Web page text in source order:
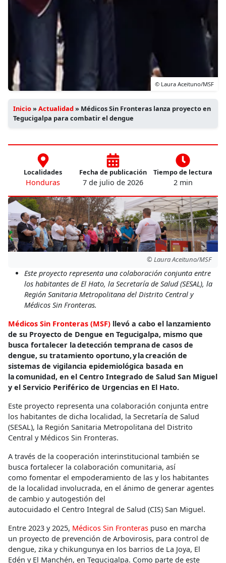
© Laura Aceituno/MSF
Inicio»Actualidad» Médicos Sin Fronteras lanza proyecto en
Tegucigalpa para combatir el dengue
Localidades
Honduras
Fecha de publicación
7 de julio de 2026
Tiempo de lectura
2 min
© Laura Aceituno/MSF
Este proyecto representa una colaboración conjunta entre
los habitantes de El Hato, la Secretaría de Salud (SESAL), la
Región Sanitaria Metropolitana del Distrito Central y
Médicos Sin Fronteras.
Médicos Sin Fronteras (MSF) llevó a cabo el lanzamiento
de su Proyecto de Dengue en Tegucigalpa, mismo que
busca fortalecer la detección temprana de casos de
dengue, su tratamiento oportuno, y la creación de
sistemas de vigilancia epidemiológica basada en
la comunidad, en el Centro Integrado de Salud San Miguel
y el Servicio Periférico de Urgencias en El Hato.
Este proyecto representa una colaboración conjunta entre
los habitantes de dicha localidad, la Secretaría de Salud
(SESAL), la Región Sanitaria Metropolitana del Distrito
Central y Médicos Sin Fronteras.
A través de la cooperación interinstitucional también se
busca fortalecer la colaboración comunitaria, así
como fomentar el empoderamiento de las y los habitantes
de la localidad involucrada, en el ánimo de generar agentes
de cambio y autogestión del
autocuidado el Centro Integral de Salud (CIS) San Miguel.
Entre 2023 y 2025, Médicos Sin Fronteras puso en marcha
un proyecto de prevención de Arbovirosis, para control de
dengue, zika y chikungunya en los barrios de La Joya, El
Edén y El Manchén, en Tegucigalpa. Como parte de este